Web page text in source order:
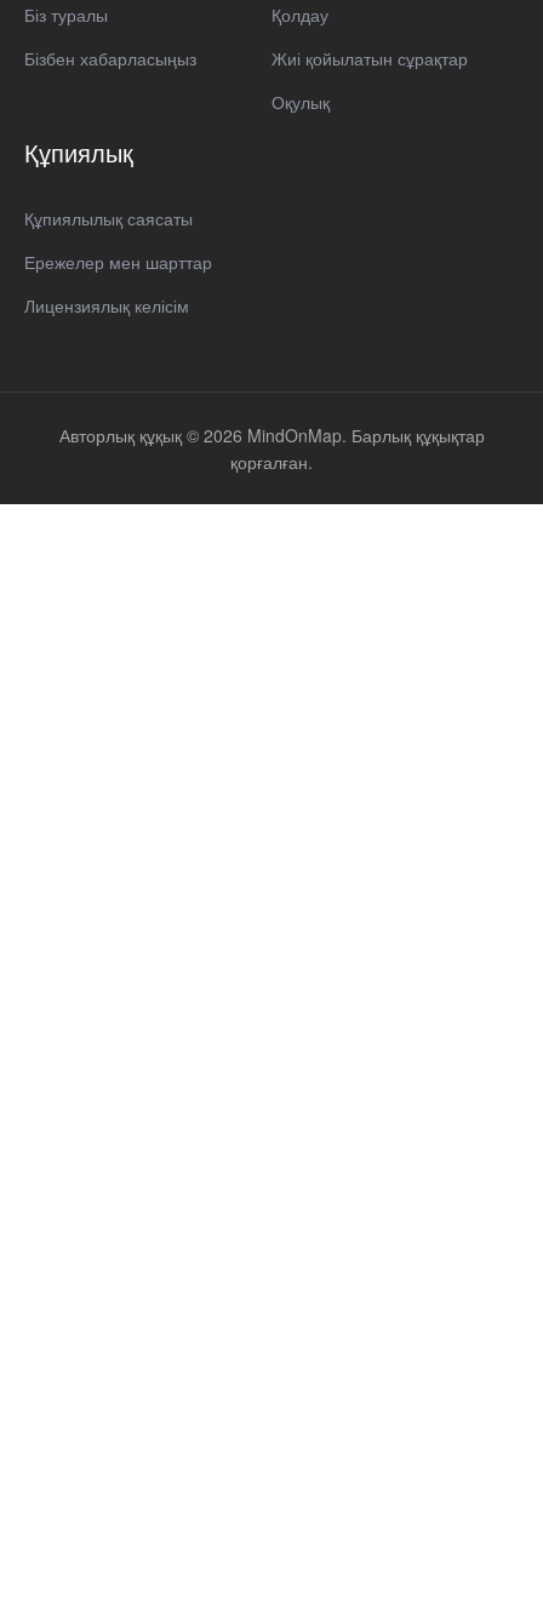
Біз туралы
Бізбен хабарласыңыз
Қолдау
Жиі қойылатын сұрақтар
Оқулық
Құпиялық
Құпиялылық саясаты
Ережелер мен шарттар
Лицензиялық келісім
Авторлық құқық © 2026 MindOnMap. Барлық құқықтар
қорғалған.